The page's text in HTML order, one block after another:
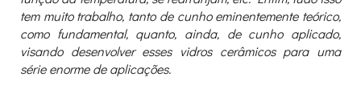
tem muito trabalho, tanto de cunho eminentemente teórico,
como fundamental, quanto, ainda, de cunho aplicado,
visando desenvolver esses vidros cerâmicos para uma
série enorme de aplicações.